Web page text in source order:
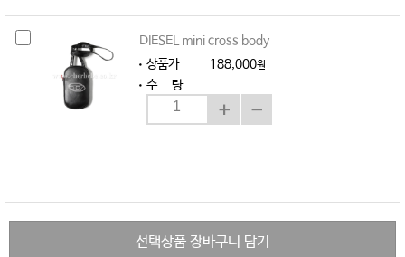
DIESEL mini cross body
상품가
188,000원
수 량
선택상품 장바구니 담기